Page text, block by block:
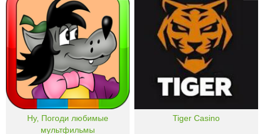
Ну, Погоди любимые
мультфильмы
Tiger Casino